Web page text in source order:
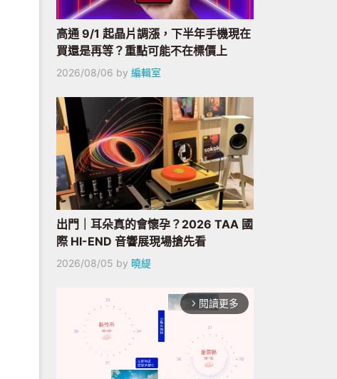
高通 9/1 起晶片調漲，下半年手機現在
買還是再等？重點可能不在標價上
2026/08/06 by 編輯室
出門｜耳朵真的會懷孕？2026 TAA 國
際 HI-END 音響展現場搶先看
2026/08/05 by 曉緹
arrow_forward_ios 閱讀更多